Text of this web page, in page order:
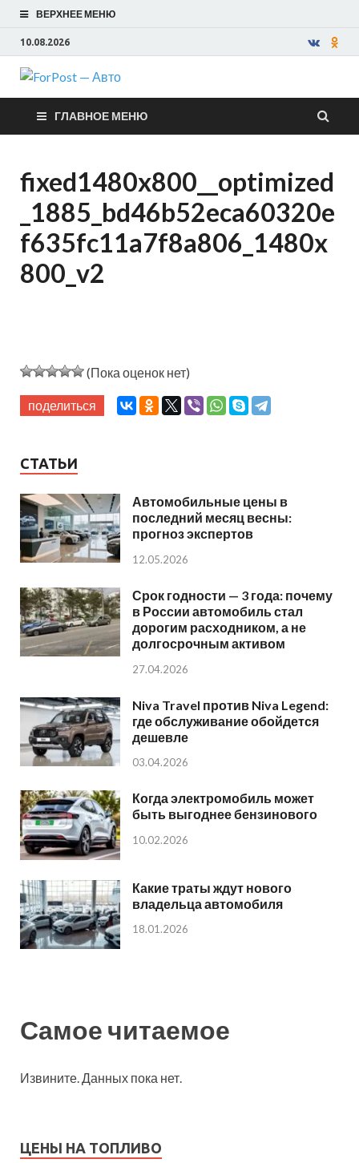
ВЕРХНЕЕ МЕНЮ
10.08.2026
ForPost —
Авто
ГЛАВНОЕ МЕНЮ
fixed1480x800__optimized
_1885_bd46b52eca60320e
f635fc11a7f8a806_1480x
800_v2
(Пока оценок нет)
поделиться
СТАТЬИ
Автомобильные цены в
последний месяц весны:
прогноз экспертов
12.05.2026
Срок годности — 3 года: почему
в России автомобиль стал
дорогим расходником, а не
долгосрочным активом
27.04.2026
Niva Travel против Niva Legend:
где обслуживание обойдется
дешевле
03.04.2026
Когда электромобиль может
быть выгоднее бензинового
10.02.2026
Какие траты ждут нового
владельца автомобиля
18.01.2026
Самое читаемое
Извините. Данных пока нет.
ЦЕНЫ НА ТОПЛИВО